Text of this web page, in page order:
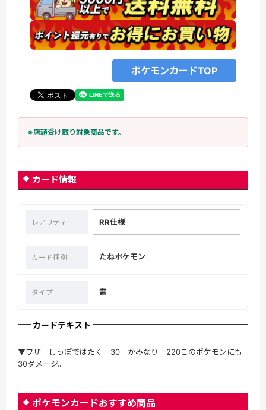
ポケモンカードTOP
※店頭受け取り対象商品です。
カード情報
レアリティ RR仕様
カード種別 たねポケモン
タイプ 雷
カードテキスト
▼ワザ しっぽではたく 30 かみなり 220このポケモンにも
30ダメージ。
ポケモンカードおすすめ商品